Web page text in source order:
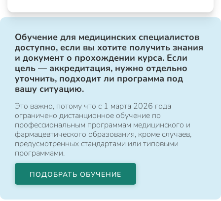
Обучение для медицинских специалистов
доступно, если вы хотите получить знания
и документ о прохождении курса. Если
цель — аккредитация, нужно отдельно
уточнить, подходит ли программа под
вашу ситуацию.
Это важно, потому что с 1 марта 2026 года
ограничено дистанционное обучение по
профессиональным программам медицинского и
фармацевтического образования, кроме случаев,
предусмотренных стандартами или типовыми
программами.
ПОДОБРАТЬ ОБУЧЕНИЕ